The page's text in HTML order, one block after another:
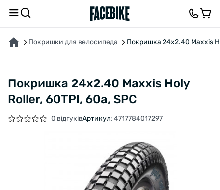
Покришки для велосипеда Покришка 24x2.40 Maxxis
Покришка 24x2.40 Maxxis Holy
Roller, 60TPI, 60a, SPC
0 відгуківАртикул: 4717784017297
ПРО ТОВАР ХАРАКТЕРИСТИКИОПИС ВІДГУКИ ТА ЗАПИТАННЯ